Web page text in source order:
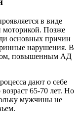
в виде
моторикой. Позже
основных причин
нарушения. В
повышенным АД
дают о себе
65-70 лет. Но
мужчины не